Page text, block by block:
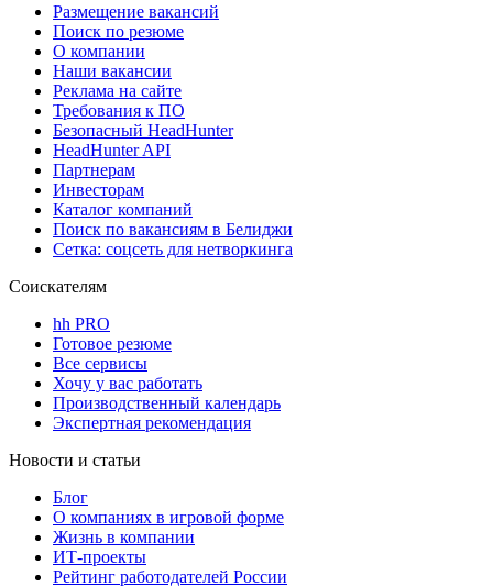
Размещение вакансий
Поиск по резюме
О компании
Наши вакансии
Реклама на сайте
Требования к ПО
Безопасный HeadHunter
HeadHunter API
Партнерам
Инвесторам
Каталог компаний
Поиск по вакансиям в Белиджи
Сетка: соцсеть для нетворкинга
Соискателям
hh PRO
Готовое резюме
Все сервисы
Хочу у вас работать
Производственный календарь
Экспертная рекомендация
Новости и статьи
Блог
О компаниях в игровой форме
Жизнь в компании
ИТ-проекты
Рейтинг работодателей России